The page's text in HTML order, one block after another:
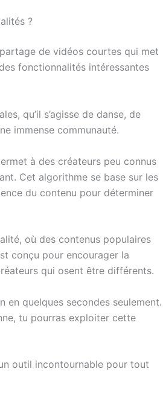
?
de vidéos courtes qui met
fonctionnalités intéressantes
qu’il s’agisse de danse, de
immense communauté.
à des créateurs peu connus
Cet algorithme se base sur les
du contenu pour déterminer
où des contenus populaires
conçu pour encourager la
qui osent être différents.
en quelques secondes seulement.
tu pourras exploiter cette
un outil incontournable pour tout